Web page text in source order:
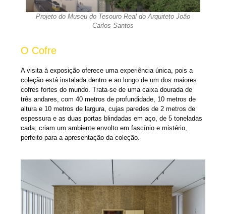
Projeto do Museu do Tesouro Real do Arquiteto João
Carlos Santos
O Cofre
A visita à exposição oferece uma experiência única, pois a
coleção está instalada dentro e ao longo de um dos maiores
cofres fortes do mundo. Trata-se de uma caixa dourada de
três andares, com 40 metros de profundidade, 10 metros de
altura e 10 metros de largura, cujas paredes de 2 metros de
espessura e as duas portas blindadas em aço, de 5 toneladas
cada, criam um ambiente envolto em fascínio e mistério,
perfeito para a apresentação da coleção.